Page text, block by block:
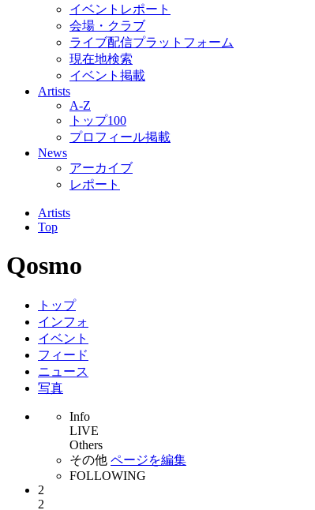
イベントレポート
会場・クラブ
ライブ配信プラットフォーム
現在地検索
イベント掲載
Artists
A-Z
トップ100
プロフィール掲載
News
アーカイブ
レポート
Artists
Top
Qosmo
トップ
インフォ
イベント
フィード
ニュース
写真
Info
LIVE
Others
その他 ページを編集
FOLLOWING
2
2